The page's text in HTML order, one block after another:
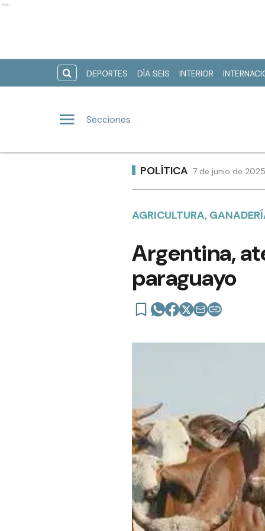
Ads
DEPORTES DÍA SEIS INTERIOR
Secciones
POLÍTICA 7 de junio de
AGRICULTURA,
Argentina,
paraguayo